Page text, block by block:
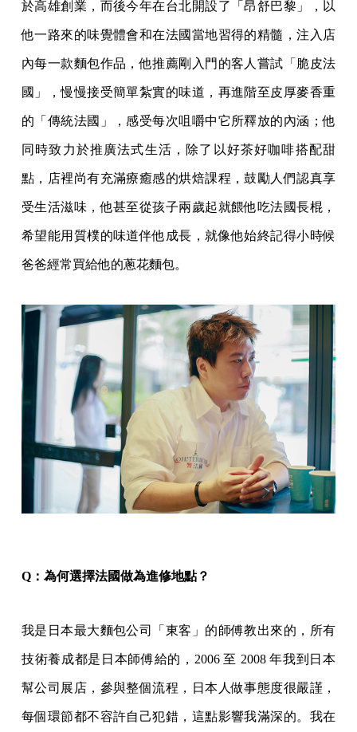
於高雄創業，而後今年在台北開設了「昂舒巴黎」，以
他一路來的味覺體會和在法國當地習得的精髓，注入店
內每一款麵包作品，他推薦剛入門的客人嘗試「脆皮法
國」，慢慢接受簡單紮實的味道，再進階至皮厚麥香重
的「傳統法國」，感受每次咀嚼中它所釋放的內涵；他
同時致力於推廣法式生活，除了以好茶好咖啡搭配甜
點，店裡尚有充滿療癒感的烘焙課程，鼓勵人們認真享
受生活滋味，他甚至從孩子兩歲起就餵他吃法國長棍，
希望能用質樸的味道伴他成長，就像他始終記得小時候
爸爸經常買給他的蔥花麵包。
Q：為何選擇法國做為進修地點？
我是日本最大麵包公司「東客」的師傅教出來的，所有
技術養成都是日本師傅給的，2006 至 2008 年我到日本
幫公司展店，參與整個流程，日本人做事態度很嚴謹，
每個環節都不容許自己犯錯，這點影響我滿深的。我在